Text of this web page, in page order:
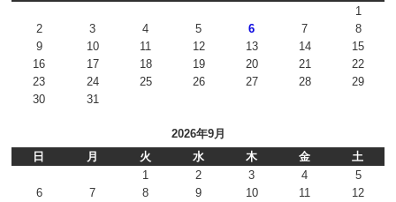
1
2
3 4 5 6 7
8
9
10 11 12 13 14
15
16
17 18 19 20 21
22
23
24 25 26 27 28
29
30
31
2026年9月
日
月 火 水 木 金
土
1
2 3 4
5
6
7 8 9 10 11
12